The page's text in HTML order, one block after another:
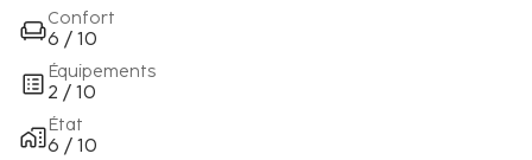
Confort
6 / 10
Équipements
2 / 10
État
6 / 10